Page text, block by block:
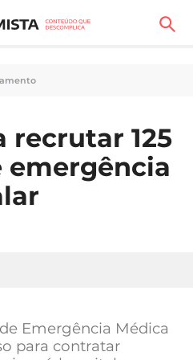
recrutar 125
emergência
Emergência Médica
para contratar